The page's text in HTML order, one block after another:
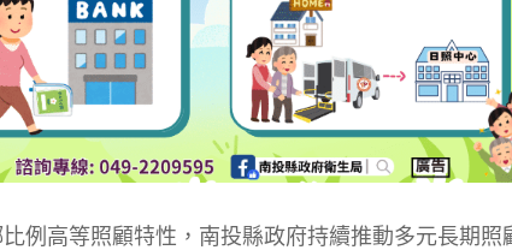
例高等照顧特性，南投縣政府持續推動多元長期照